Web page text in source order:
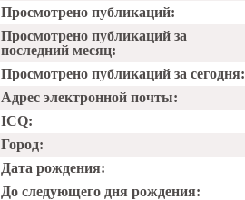
Просмотрено публикаций:
Просмотрено публикаций за
последний месяц:
Просмотрено публикаций за сегодня:
Адрес электронной почты:
ICQ:
Город:
Дата рождения:
До следующего дня рождения: